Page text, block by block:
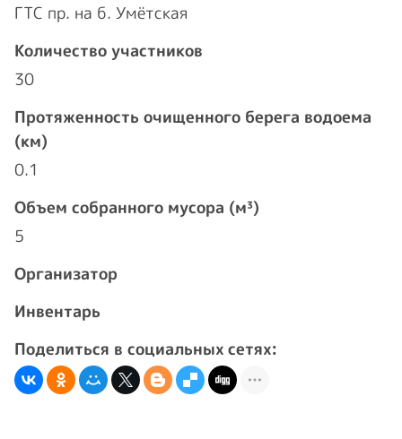
ГТС пр. на б. Умётская
Количество участников
30
Протяженность очищенного берега водоема
(км)
0.1
Объем собранного мусора (м³)
5
Организатор
Инвентарь
Поделиться в социальных сетях: